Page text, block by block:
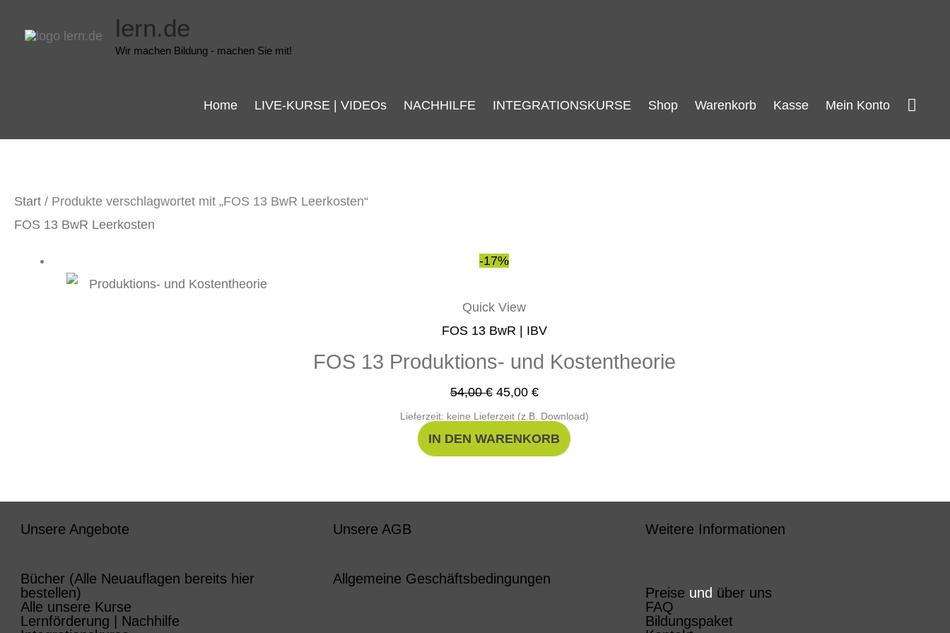
Inhalt
lern.de
Wir machen Bildung - machen Sie mit!
Home LIVE-KURSE | VIDEOs NACHHILFE INTEGRATIONSKURSE Shop Warenkorb Kasse Mein Konto
Start / Produkte verschlagwortet mit „FOS 13 BwR Leerkosten“
FOS 13 BwR Leerkosten
-17%
Quick View
FOS 13 BwR | IBV
FOS 13 Produktions- und Kostentheorie
54,00€
Ursprünglicher
war:
54,00 €
45,00 €
45,00 €.
Lieferzeit: keine Lieferzeit (z.B. Download)
IN DEN WARENKORB
Unsere Angebote
Bücher (Alle Neuauflagen bereits hier
bestellen)
Alle unsere Kurse
Lernförderung | Nachhilfe
Unsere AGB
Allgemeine Geschäftsbedingungen
Weitere Informationen
Preise und über uns
FAQ
Bildungspaket